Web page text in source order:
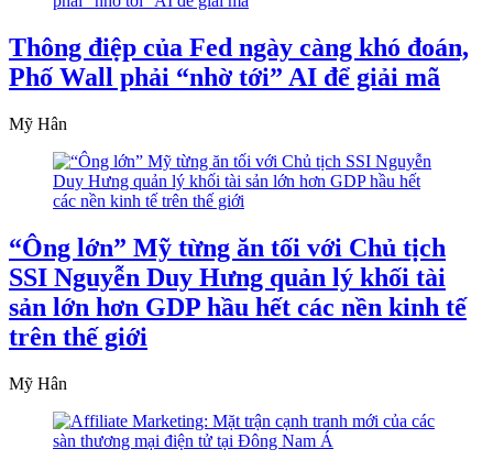
Thông điệp của Fed ngày càng khó đoán,
Phố Wall phải “nhờ tới” AI để giải mã
Mỹ Hân
“Ông lớn” Mỹ từng ăn tối với Chủ tịch
SSI Nguyễn Duy Hưng quản lý khối tài
sản lớn hơn GDP hầu hết các nền kinh tế
trên thế giới
Mỹ Hân